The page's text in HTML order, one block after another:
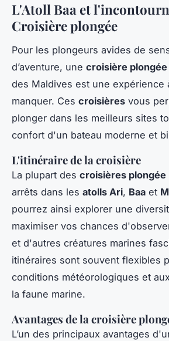
L'Atoll Baa et
Croisière plongée
Pour les plongeurs avides de
d’aventure, une croisière plongée
des Maldives est une expérience
manquer. Ces croisières vous
plonger dans les meilleurs sites
confort d'un bateau moderne et
L'itinéraire de la croisière
La plupart des croisières plongée
arrêts dans les atolls Ari, Baa et
pourrez ainsi explorer une
maximiser vos chances
et d'autres créatures marines
itinéraires sont souvent flexibles
conditions météorologiques et
la faune marine.
Avantages de la croisière
L’un des principaux avantages